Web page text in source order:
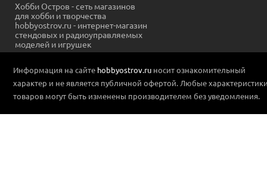
Хобби Остров - сеть магазинов
для хобби и творчества
hobbyostrov.ru - интернет-магазин
стендовых и радиоуправляемых
моделей и игрушек
Информация на сайте hobbyostrov.ru носит ознакомительный
характер и не является публичной офертой. Любые
товаров могут быть изменены производителем без уведомления.